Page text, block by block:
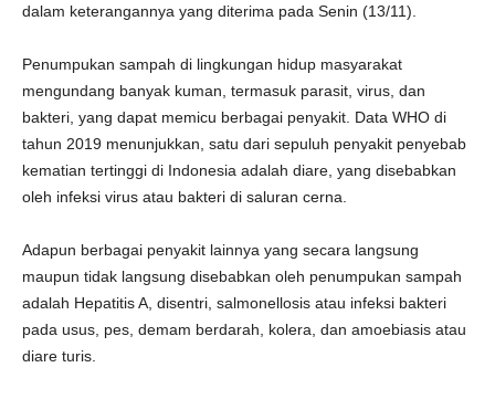
dalam keterangannya yang diterima pada Senin (13/11).
Penumpukan sampah di lingkungan hidup masyarakat
mengundang banyak kuman, termasuk parasit, virus, dan
bakteri, yang dapat memicu berbagai penyakit. Data WHO di
tahun 2019 menunjukkan, satu dari sepuluh penyakit penyebab
kematian tertinggi di Indonesia adalah diare, yang disebabkan
oleh infeksi virus atau bakteri di saluran cerna.
Adapun berbagai penyakit lainnya yang secara langsung
maupun tidak langsung disebabkan oleh penumpukan sampah
adalah Hepatitis A, disentri, salmonellosis atau infeksi bakteri
pada usus, pes, demam berdarah, kolera, dan amoebiasis atau
diare turis.